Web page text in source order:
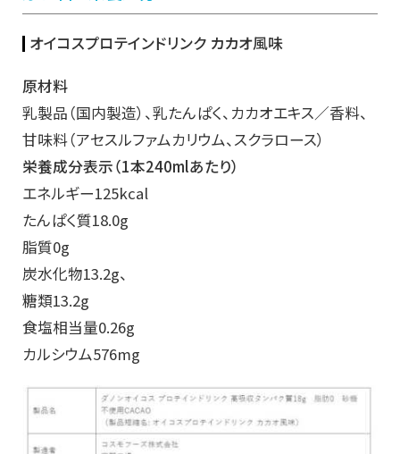
オイコスプロテインドリンク カカオ風味
原材料
乳製品（国内製造）、乳たんぱく、カカオエキス／香料、
甘味料（アセスルファムカリウム、スクラロース）
栄養成分表示（1本240mlあたり）
エネルギー125kcal
たんぱく質18.0g
脂質0g
炭水化物13.2g、
糖類13.2g
食塩相当量0.26g
カルシウム576mg